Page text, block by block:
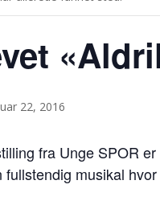
22, 2016
fra Unge SPOR
fullstendig musikal